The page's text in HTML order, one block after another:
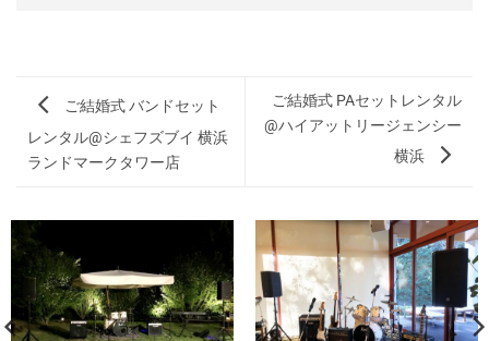
ご結婚式 バンドセット
レンタル@シェフズブイ 横浜
ランドマークタワー店
ご結婚式 PAセットレンタル
@ハイアットリージェンシー
横浜